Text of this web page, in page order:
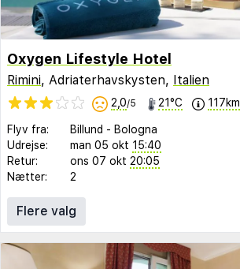
Oxygen Lifestyle Hotel
Rimini, Adriaterhavskysten, Italien
2,0/5 21°C 117km
Flyv fra: Billund - Bologna
Udrejse:
man 05 okt 15:40
Retur:
ons 07 okt 20:05
Nætter:
2
Flere valg